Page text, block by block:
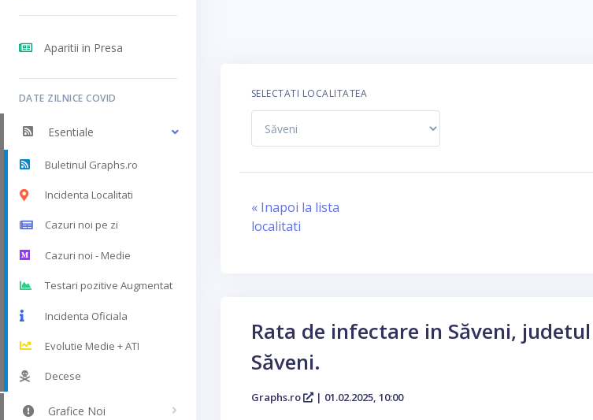
Aparitii in Presa
DATE ZILNICE COVID
Esentiale
Buletinul Graphs.ro
Incidenta Localitati
Cazuri noi pe zi
Cazuri noi - Medie
Testari pozitive Augmentat
Incidenta Oficiala
Evolutie Medie + ATI
Decese
Grafice Noi
SELECTATI LOCALITATEA
« Inapoi la lista
localitati
Rata de infectare in Săveni,
Săveni.
Graphs.ro | 01.02.2025, 10:00